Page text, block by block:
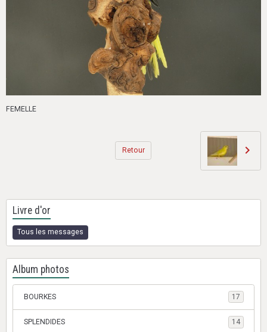
FEMELLE
Retour
Livre d'or
Tous les messages
Album photos
BOURKES 17
SPLENDIDES 14